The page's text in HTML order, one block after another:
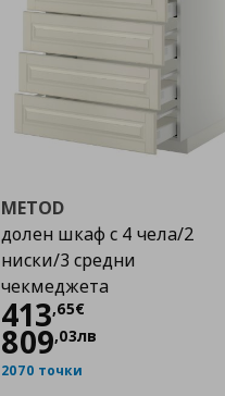
METOD
долен шкаф с 4 чела/2
ниски/3 средни
чекмеджета
413,65€
Цена
809,03лв
2070 точки